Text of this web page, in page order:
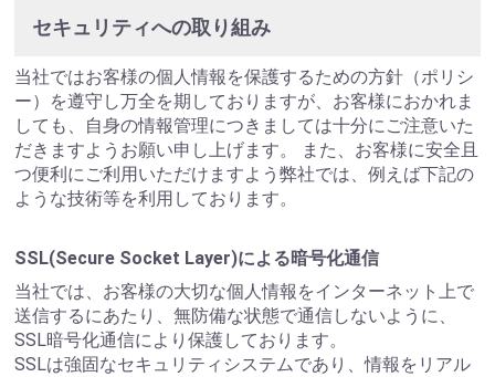
セキュリティへの取り組み
当社ではお客様の個人情報を保護するための方針（ポリシ
ー）を遵守し万全を期しておりますが、お客様におかれま
しても、自身の情報管理につきましては十分にご注意いた
だきますようお願い申し上げます。 また、お客様に安全且
つ便利にご利用いただけますよう弊社では、例えば下記の
ような技術等を利用しております。
SSL(Secure Socket Layer)による暗号化通信
当社では、お客様の大切な個人情報をインターネット上で
送信するにあたり、無防備な状態で通信しないように、
SSL暗号化通信により保護しております。
SSLは強固なセキュリティシステムであり、情報をリアル